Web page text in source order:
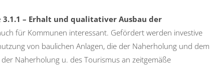
3.1.1 – Erhalt und qualitativer Ausbau der
für Kommunen interessant. Gefördert werden investive
von baulichen Anlagen, die der Naherholung und dem
Naherholung u. des Tourismus an zeitgemäße